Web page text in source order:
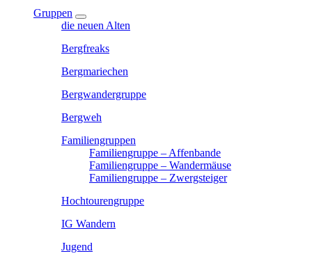
Gruppen
die neuen Alten
Bergfreaks
Bergmariechen
Bergwandergruppe
Bergweh
Familiengruppen
Familiengruppe – Affenbande
Familiengruppe – Wandermäuse
Familiengruppe – Zwergsteiger
Hochtourengruppe
IG Wandern
Jugend